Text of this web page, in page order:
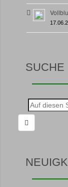
SUCHE
Suche
nach: